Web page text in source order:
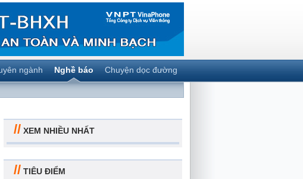
ngành Nghề báo Chuyện dọc đường
// XEM NHIỀU NHẤT
// TIÊU ĐIỂM